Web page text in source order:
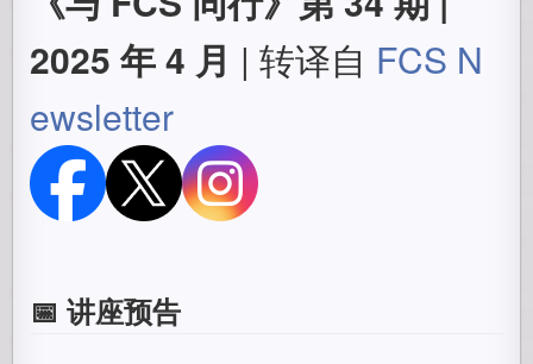
2025 年 4 月 | 转译自 FCS N
ewsletter
📅 讲座预告